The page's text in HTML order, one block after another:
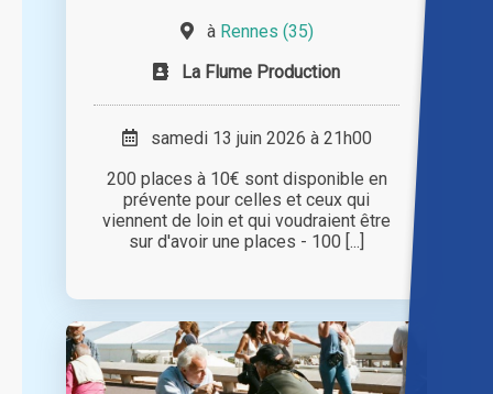
à Rennes (35)
La Flume Production
samedi 13 juin 2026 à 21h00
200 places à 10€ sont disponible en
prévente pour celles et ceux qui
viennent de loin et qui voudraient être
sur d'avoir une places - 100 [...]